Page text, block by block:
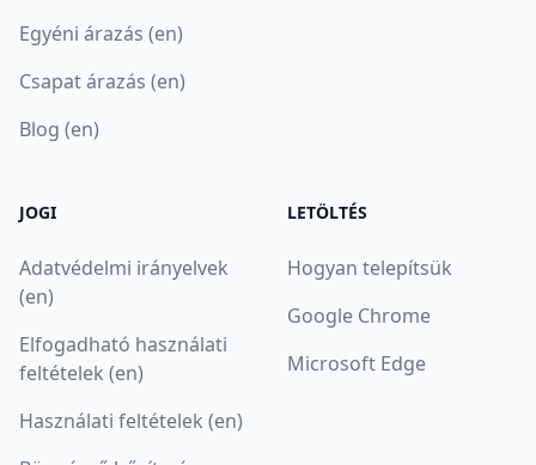
Egyéni árazás (en)
Csapat árazás (en)
Blog (en)
JOGI
Adatvédelmi irányelvek
(en)
Elfogadható használati
feltételek (en)
Használati feltételek (en)
LETÖLTÉS
Hogyan telepítsük
Google Chrome
Microsoft Edge